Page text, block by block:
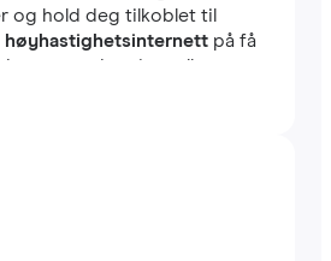
og hold deg tilkoblet til
høyhastighetsinternettpå få
enten du reiser eller